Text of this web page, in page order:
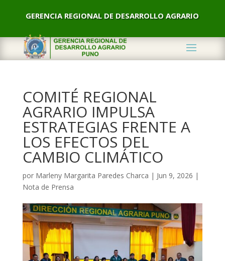
GERENCIA REGIONAL DE DESARROLLO AGRARIO
COMITÉ REGIONAL
AGRARIO IMPULSA
ESTRATEGIAS FRENTE A
LOS EFECTOS DEL
CAMBIO CLIMÁTICO
por Marleny Margarita Paredes Charca | Jun 9, 2026 |
Nota de Prensa